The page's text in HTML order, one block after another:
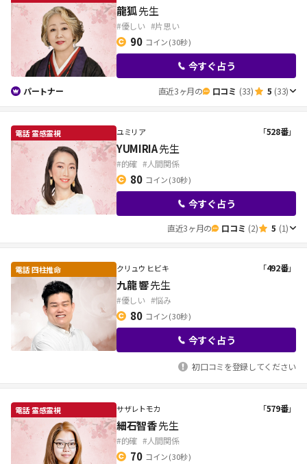
龍狐先生
#優しい #片思い
90 コイン( 30秒 )
今すぐ占う
パートナー 直近3ヶ月の 口コミ (33) 5 (33)
「528番」
ユミリア
YUMIRIA先生
#的確 #人間関係
80 コイン( 30秒 )
今すぐ占う
直近3ヶ月の 口コミ (2) 5 (1)
「492番」
クリュウ ヒビキ
九龍 響先生
#優しい #悩み
80 コイン( 30秒 )
今すぐ占う
初口コミを登録してください
「579番」
サザレトモカ
細石智香先生
#的確 #人間関係
70 コイン( 30秒 )